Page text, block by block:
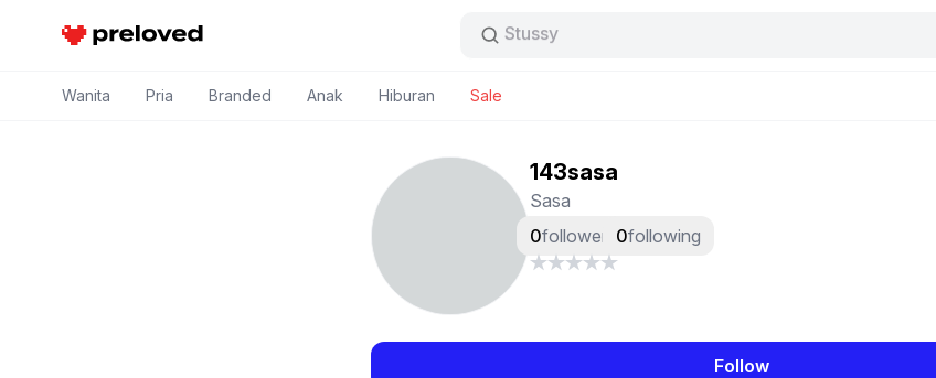
Preloved Indonesia
Baggy jeans
Tas
Wanita Pria Branded Anak Hiburan Sale
143sasa
Sasa
0followers 0following
Follow